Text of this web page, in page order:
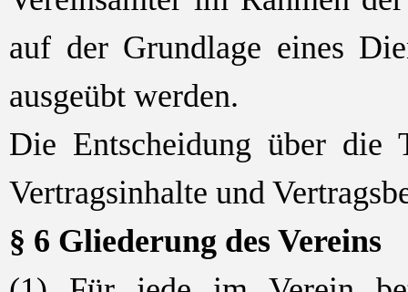
auf der Grundlage eines
ausgeübt werden.
Die Entscheidung über
Vertragsinhalte und
§ 6 Gliederung des Vereins